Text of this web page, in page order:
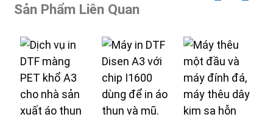
Sản Phẩm Liên Quan